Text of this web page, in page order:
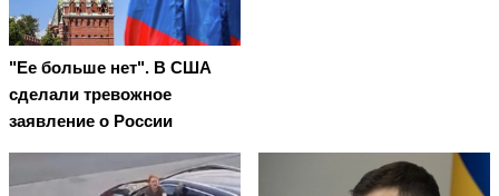
"Ее больше нет". В США
сделали тревожное
заявление о России